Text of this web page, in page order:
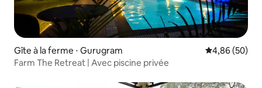
Gîte à la ferme ⋅ Gurugram Évaluation
4,86 (50)
Farm The Retreat | Avec piscine privée